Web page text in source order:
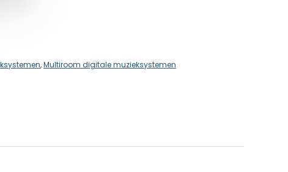
,Multiroom digitale muzieksystemen